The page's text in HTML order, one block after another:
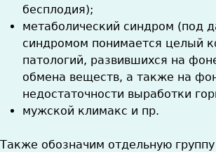
бесплодия);
метаболический синдром (под
синдромом понимается целый
патологий, развившихся на
обмена веществ, а также на
недостаточности выработки
мужской климакс и пр.
Также обозначим отдельную